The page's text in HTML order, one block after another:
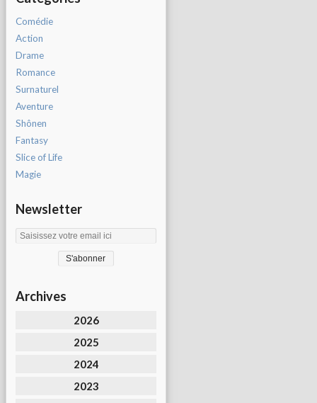
Comédie
Action
Drame
Romance
Surnaturel
Aventure
Shônen
Fantasy
Slice of Life
Magie
Newsletter
Archives
2026
2025
2024
2023